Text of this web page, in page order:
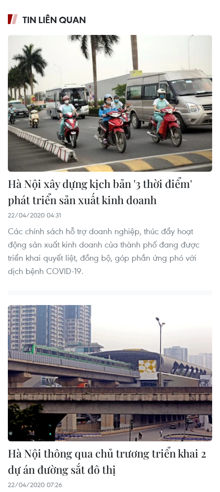
TIN LIÊN QUAN
Hà Nội xây dựng kịch bản '3 thời điểm'
phát triển sản xuất kinh doanh
22/04/2020 04:31
Các chính sách hỗ trợ doanh nghiệp, thúc đẩy hoạt
động sản xuất kinh doanh của thành phố đang được
triển khai quyết liệt, đồng bộ, góp phần ứng phó với
dịch bệnh COVID-19.
Hà Nội thông qua chủ trương triển khai 2
dự án đường sắt đô thị
22/04/2020 07:26